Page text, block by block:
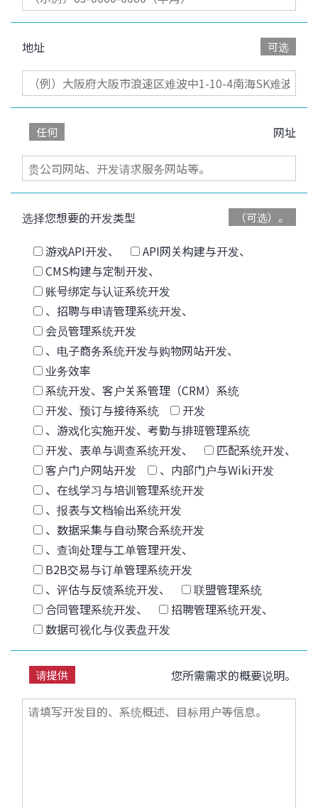
地址 可选
任何 网址
选择您想要的开发类型 （可选）。
游戏API开发、
API网关构建与开发、
CMS构建与定制开发、
账号绑定与认证系统开发
、招聘与申请管理系统开发、
会员管理系统开发
、电子商务系统开发与购物网站开发、
业务效率
系统开发、客户关系管理（CRM）系统
开发、预订与接待系统
开发
、游戏化实施开发、考勤与排班管理系统
开发、表单与调查系统开发、
匹配系统开发、
客户门户网站开发
、内部门户与Wiki开发
、在线学习与培训管理系统开发
、报表与文档输出系统开发
、数据采集与自动聚合系统开发
、查询处理与工单管理开发、
B2B交易与订单管理系统开发
、评估与反馈系统开发、
联盟管理系统
合同管理系统开发、
招聘管理系统开发、
数据可视化与仪表盘开发
请提供 您所需需求的概要说明。